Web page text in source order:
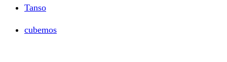
Tanso
cubemos